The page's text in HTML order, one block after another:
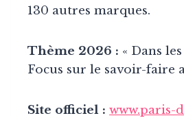
130 autres marques.
Thème 2026 : « Dans
Focus sur le savoir-faire
Site officiel : www.paris-